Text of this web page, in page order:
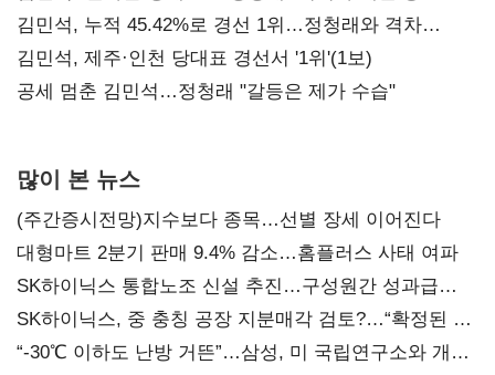
김민석, 누적 45.42%로 경선 1위…정청래와 격차
0.86%p(2보)
김민석, 제주·인천 당대표 경선서 '1위'(1보)
공세 멈춘 김민석…정청래 "갈등은 제가 수습"
많이 본 뉴스
(주간증시전망)지수보다 종목…선별 장세 이어진다
대형마트 2분기 판매 9.4% 감소…홈플러스 사태 여파
SK하이닉스 통합노조 신설 추진…구성원간 성과급
불만 확산
SK하이닉스, 중 충칭 공장 지분매각 검토?…“확정된 바
없어”
“-30℃ 이하도 난방 거뜬”…삼성, 미 국립연구소와 개발